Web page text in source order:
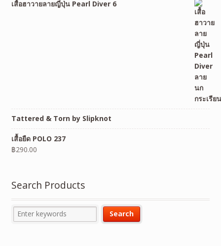
เสื้อฮาวายลายญี่ปุ่น Pearl Diver 6
Tattered & Torn by Slipknot
เสื้อยืด POLO 237
฿290.00
Search Products